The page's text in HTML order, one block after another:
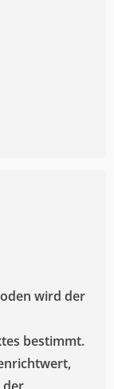
wird der
bestimmt.